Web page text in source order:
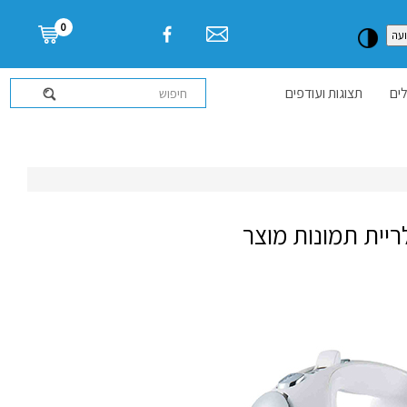
0
תצוגות ועודפים
תמונות מוצר